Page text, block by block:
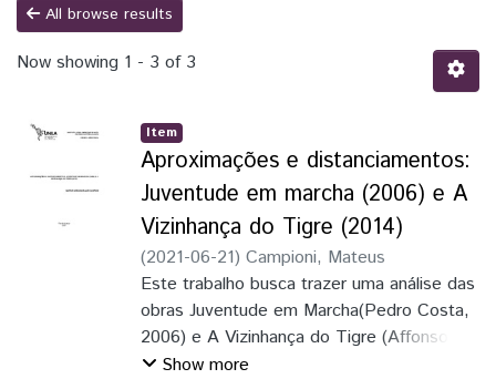
All browse results
Now showing 1 - 3 of 3
Item
Aproximações e distanciamentos:
Juventude em marcha (2006) e A
Vizinhança do Tigre (2014)
(2021-06-21) Campioni, Mateus
Vasconcellos;Almendra Filho, Dinaldo
Sepúlveda
Este trabalho busca trazer uma análise das
obras Juventude em Marcha(Pedro Costa,
2006) e A Vizinhança do Tigre (Affonso
Uchoa, 2014), tendo como foco o estilo de
Show more